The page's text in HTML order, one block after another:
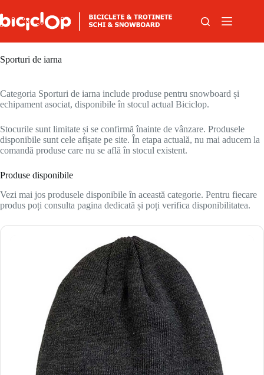
Sporturi de iarna
Categoria Sporturi de iarna include produse pentru snowboard și
echipament asociat, disponibile în stocul actual Biciclop.
Stocurile sunt limitate și se confirmă înainte de vânzare. Produsele
disponibile sunt cele afișate pe site. În etapa actuală, nu mai aducem la
comandă produse care nu se află în stocul existent.
Produse disponibile
Vezi mai jos produsele disponibile în această categorie. Pentru fiecare
produs poți consulta pagina dedicată și poți verifica disponibilitatea.